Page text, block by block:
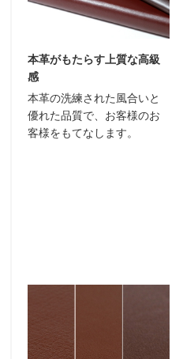
本革がもたらす上質な高級
感
本革の洗練された風合いと
優れた品質で、お客様のお
客様をもてなします。